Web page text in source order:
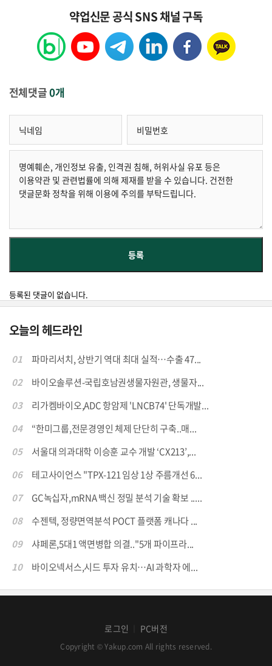
약업신문 공식 SNS 채널 구독
전체댓글0개
등록된 댓글이 없습니다.
오늘의 헤드라인
01
파마리서치, 상반기 역대 최대 실적…수출 47...
02
바이오솔루션-국립호남권생물자원관, 생물자...
03
리가켐바이오,ADC 항암제 'LNCB74' 단독개발...
04
“한미그룹,전문경영인 체제 단단히 구축..매...
05
서울대 의과대학 이승훈 교수 개발 ‘CX213’,...
06
테고사이언스 "TPX-121 임상 1상 주름개선 6...
07
GC녹십자,mRNA 백신 정밀 분석 기술 확보 .....
08
수젠텍, 정량면역분석 POCT 플랫폼 캐나다 ...
09
샤페론,5대1 액면병합 의결.."5개 파이프라...
10
바이오넥서스,시드 투자 유치…AI 과학자 에...
로그인 PC버전
Copyright © Yakup.com All rights reserved.